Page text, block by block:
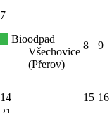
7
Bioodpad
Všechovice
(Přerov)
8 9
14 15 16